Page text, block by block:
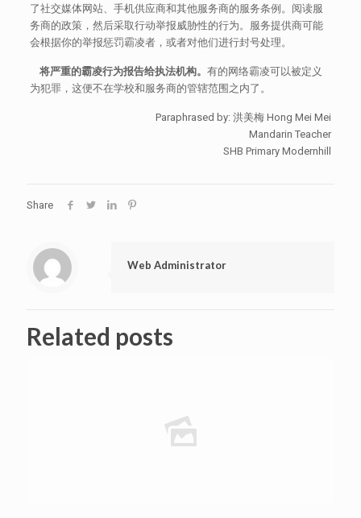
了社交媒体网站、手机供应商和其他服务商的服务条例。阅读服
务商的政策，然后采取行动举报威胁性的行为。服务提供商可能
会根据你的举报惩罚霸凌者，或者对他们进行封号处理。
将严重的霸凌行为报告给执法机构。 有的网络霸凌可以被定义
为犯罪，这便不在学校和服务商的管辖范围之内了。
Paraphrased by: 洪美梅 Hong Mei Mei
Mandarin Teacher
SHB Primary Modernhill
Share
Web Administrator
Related posts